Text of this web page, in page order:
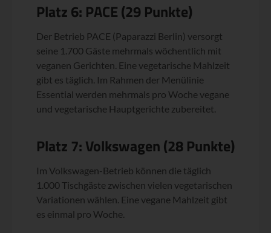
Platz 6: PACE (29 Punkte)
Der Betrieb PACE (Paparazzi Berlin) versorgt
seine 1.700 Gäste mehrmals wöchentlich mit
veganen Gerichten. Eine vegetarische Mahlzeit
gibt es täglich. Im Rahmen der Menülinie
Essential werden mehrmals pro Woche vegane
und vegetarische Hauptgerichte zubereitet.
Platz 7: Volkswagen (28 Punkte)
Im Volkswagen-Betrieb können die täglich
1.000 Tischgäste zwischen vielen vegetarischen
Variationen wählen. Eine vegane Mahlzeit gibt
es einmal pro Woche.